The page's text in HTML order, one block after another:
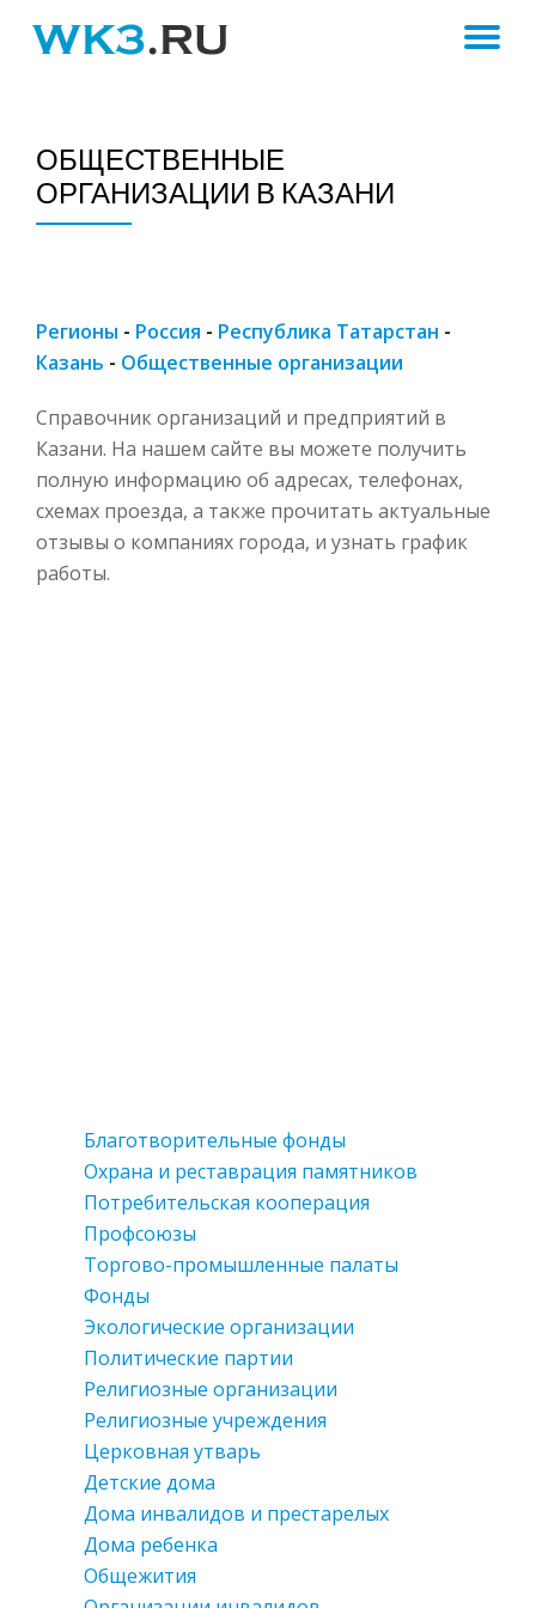
ОБЩЕСТВЕННЫЕ
ОРГАНИЗАЦИИ В КАЗАНИ
Регионы - Россия - Республика Татарстан -
Казань - Общественные организации
Справочник организаций и предприятий в
Казани. На нашем сайте вы можете получить
полную информацию об адресах, телефонах,
схемах проезда, а также прочитать актуальные
отзывы о компаниях города, и узнать график
работы.
Благотворительные фонды
Охрана и реставрация памятников
Потребительская кооперация
Профсоюзы
Торгово-промышленные палаты
Фонды
Экологические организации
Политические партии
Религиозные организации
Религиозные учреждения
Церковная утварь
Детские дома
Дома инвалидов и престарелых
Дома ребенка
Общежития